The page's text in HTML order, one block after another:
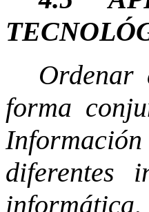
Ordenar
forma
diferentes